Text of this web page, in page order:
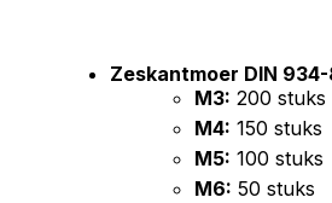
Zeskantmoer DIN
M3: 200 stuks
M4: 150 stuks
M5: 100 stuks
M6: 50 stuks